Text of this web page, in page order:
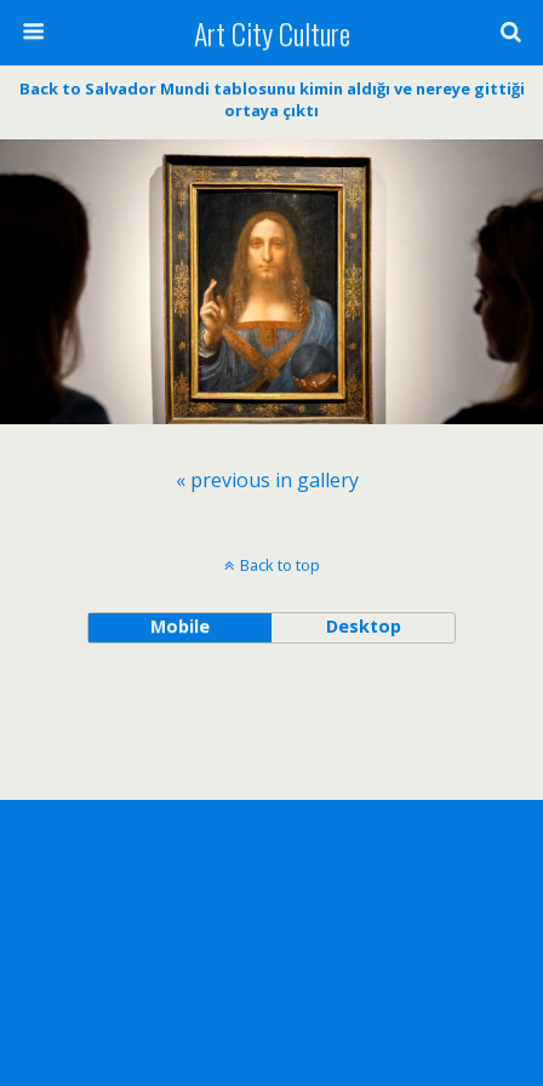
Art City Culture
Back to Salvador Mundi tablosunu kimin aldığı ve nereye gittiği
ortaya çıktı
« previous in gallery
Back to top
Mobile Desktop